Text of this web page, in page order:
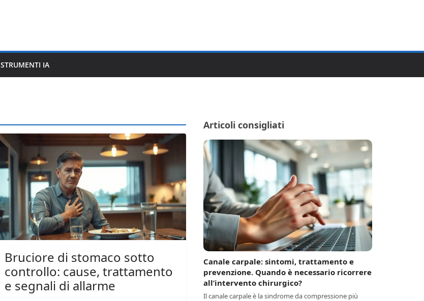
STRUMENTI IA
Bruciore di stomaco sotto
controllo: cause, trattamento
e segnali di allarme
Articoli consigliati
Canale carpale: sintomi, trattamento e
prevenzione. Quando è necessario ricorrere
all’intervento chirurgico?
Il canale carpale è la sindrome da compressione più